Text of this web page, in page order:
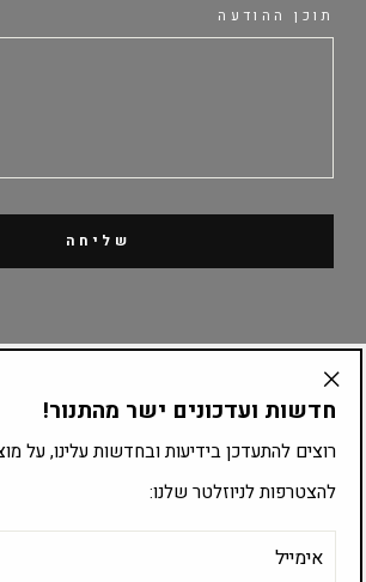
תוכן ההודעה
שליחה
קטלוג מוצרים
ציוד לפי עיסוק
חדשות ועדכונים ישר מהתנור!
רוצים להתעדכן בידיעות ובחדשות עלינו, על
להצטרפות לניוזלטר שלנו:
אימייל
"Translation
he.general.accessibility.close_modal"